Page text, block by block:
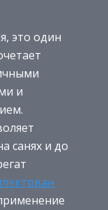
это один
и
санях и до